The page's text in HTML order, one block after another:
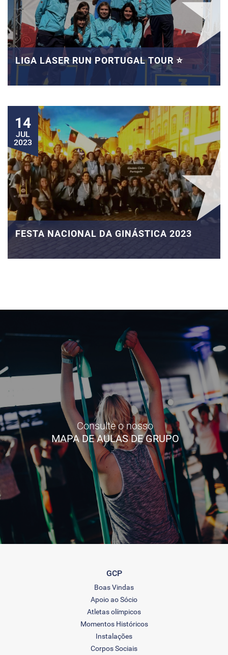
LIGA LASER RUN PORTUGAL TOUR ⭐
14
JUL
2023
FESTA NACIONAL DA GINÁSTICA 2023
Consulte o nosso
MAPA DE AULAS DE GRUPO
GCP
Boas Vindas
Apoio ao Sócio
Atletas olímpicos
Momentos Históricos
Instalações
Corpos Sociais